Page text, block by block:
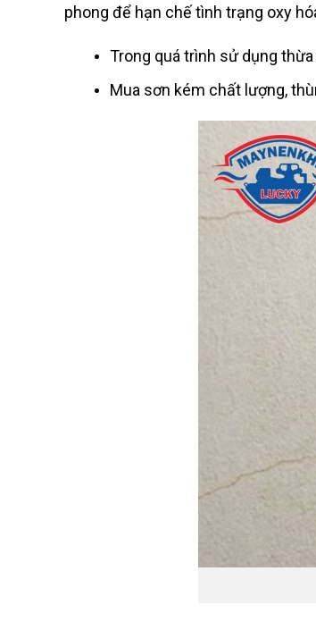
phong để hạn chế tình trạng oxy
Trong quá trình sử dụng
Mua sơn kém chất lượng,